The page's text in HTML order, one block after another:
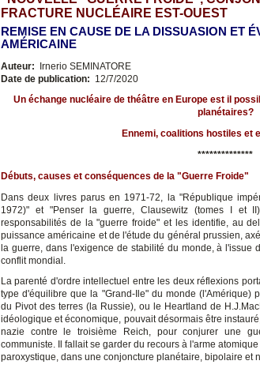
FRACTURE NUCLÉAIRE EST-OUEST
REMISE EN CAUSE DE LA DISSUASION ET
AMÉRICAINE
Auteur: Irnerio SEMINATORE
Date de publication: 12/7/2020
Un échange nucléaire de théâtre en Europe est il
planétaires?
Ennemi, coalitions hostiles et
**************
Débuts, causes et conséquences de la "Guerre Froide"
Dans deux livres parus en 1971-72, la "République
1972)" et "Penser la guerre, Clausewitz (tomes I et
responsabilités de la "guerre froide" et les identifie, au
puissance américaine et de l'étude du général prussien,
la guerre, dans l'exigence de stabilité du monde, à l'issue
conflit mondial.
La parenté d'ordre intellectuel entre les deux réflexions
type d'équilibre que la "Grand-Ile" du monde (l'Amérique)
du Pivot des terres (la Russie), ou le Heartland de
idéologique et économique, pouvait désormais être
nazie contre le troisième Reich, pour conjurer une
communiste. Il fallait se garder du recours à l'arme
paroxystique, dans une conjoncture planétaire, bipolaire et